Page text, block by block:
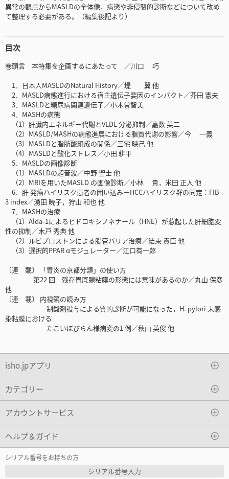
異常の観点からMASLDの全体像，病態や非侵襲的診断などについて改め
て整理する必要がある。（編集後記より）
目次
巻頭言 本特集を企画するにあたって ／川口 巧
1．日本人MASLDのNatural History／堤 翼 他
2．MASLD病態進行における宿主遺伝子要因のインパクト／芥田 憲夫
3．MASLDと糖尿病関連遺伝子／小木曽智美
4．MASHの病態
（1）肝臓内エネルギー代謝とVLDL 分泌抑制／嘉数 英二
（2）MASLD/MASHの病態進展における脂質代謝の影響／今 一義
（3）MASLDと脂肪酸組成の関係／三宅 映己 他
（4）MASLDと酸化ストレス／小田 耕平
5．MASLDの画像診断
（1）MASLDの超音波／中野 聖士 他
（2）MRIを用いたMASLD の画像診断／小林 貴，米田 正人 他
6．肝 発癌ハイリスク患者の囲い込み－HCCハイリスク群の同定：FIB-
3 index／湧田 暁子，狩山 和也 他
7．MASHの治療
（1）Alda-1によるヒドロキシノネナール（HNE）が惹起した肝細胞変
性の抑制／木戸 秀典 他
（2）ルビプロストンによる腸管バリア治療／結束 貴臣 他
（3）選択的PPAR αモジュレーター／江口有一郎
〔連 載〕 「胃炎の京都分類」の使い方
第22 回 残存胃底腺粘膜の形態には意味があるのか／丸山 保彦
他
〔連 載〕 内視鏡の読み方
制酸剤投与による質的診断が可能になった，H. pylori 未感
染粘膜における
たこいぼびらん様病変の1 例／秋山 英俊 他
isho.jpアプリ
カテゴリー
アカウントサービス
ヘルプ＆ガイド
シリアル番号をお持ちの方
シリアル番号入力